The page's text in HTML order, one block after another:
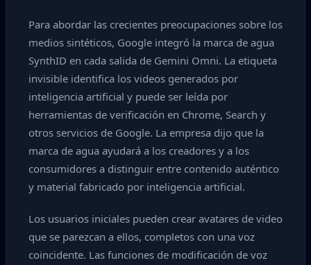
Para abordar las crecientes preocupaciones sobre los
medios sintéticos, Google integró la marca de agua
SynthID en cada salida de Gemini Omni. La etiqueta
invisible identifica los videos generados por
inteligencia artificial y puede ser leída por
herramientas de verificación en Chrome, Search y
otros servicios de Google. La empresa dijo que la
marca de agua ayudará a los creadores y a los
consumidores a distinguir entre contenido auténtico
y material fabricado por inteligencia artificial.
Los usuarios iniciales pueden crear avatares de video
que se parezcan a ellos, completos con una voz
coincidente. Las funciones de modificación de voz